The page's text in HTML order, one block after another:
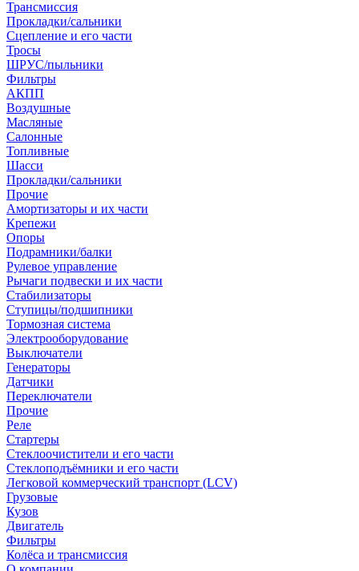
Трансмиссия
Прокладки/сальники
Сцепление и его части
Тросы
ШРУС/пыльники
Фильтры
АКПП
Воздушные
Масляные
Салонные
Топливные
Шасси
Прокладки/сальники
Прочие
Амортизаторы и их части
Крепежи
Опоры
Подрамники/балки
Рулевое управление
Рычаги подвески и их части
Стабилизаторы
Ступицы/подшипники
Тормозная система
Электрооборудование
Выключатели
Генераторы
Датчики
Переключатели
Прочие
Реле
Стартеры
Стеклоочистители и его части
Стеклоподъёмники и его части
Легковой коммерческий транспорт (LCV)
Грузовые
Кузов
Двигатель
Фильтры
Колёса и трансмиссия